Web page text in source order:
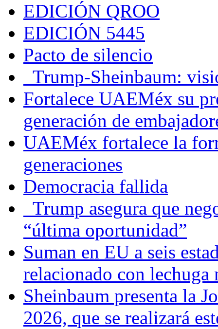
EDICIÓN QROO
EDICIÓN 5445
Pacto de silencio
Trump-Sheinbaum:
Fortalece UAEMéx su
generación de
UAEMéx fortalece la
generaciones
Democracia fallida
Trump asegura que
“última oportunidad”
Suman en EU a seis
relacionado con lechuga
Sheinbaum presenta la
2026, que se realizará